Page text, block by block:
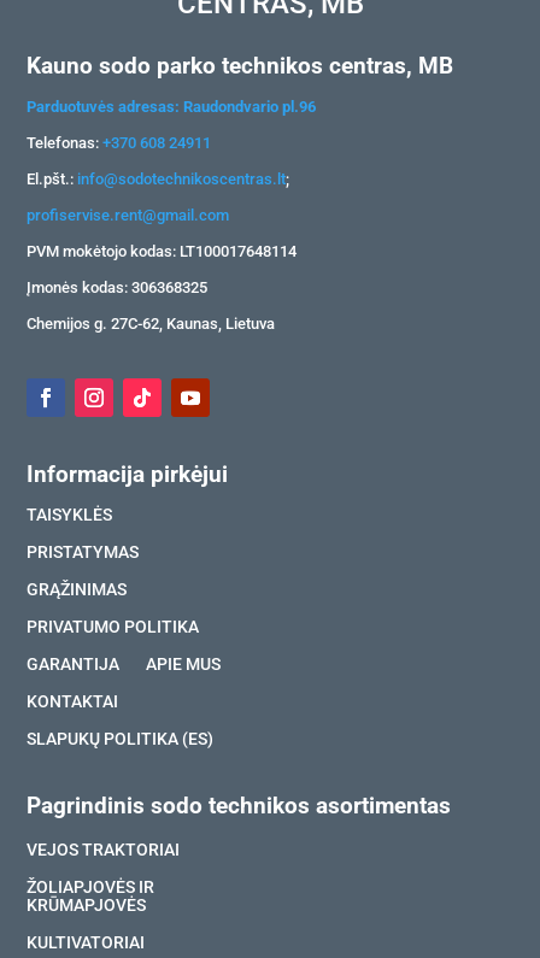
Kauno sodo parko technikos centras, MB
Parduotuvės adresas: Raudondvario pl.96
Telefonas:+370 608 24911
El.pšt.: info@sodotechnikoscentras.lt;
profiservise.rent@gmail.com
PVM mokėtojo kodas: LT100017648114
Įmonės kodas: 306368325
Chemijos g. 27C-62, Kaunas, Lietuva
Informacija pirkėjui
TAISYKLĖS
PRISTATYMAS
GRĄŽINIMAS
PRIVATUMO POLITIKA
GARANTIJA
APIE MUS
KONTAKTAI
SLAPUKŲ POLITIKA (ES)
Pagrindinis sodo technikos asortimentas
VEJOS TRAKTORIAI
ŽOLIAPJOVĖS IR
KRŪMAPJOVĖS
KULTIVATORIAI